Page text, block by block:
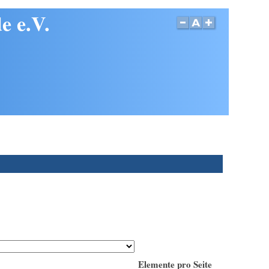
e.V.
Elemente pro Seite